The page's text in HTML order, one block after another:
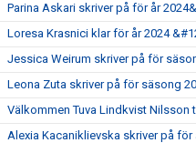
Parina Askari skriver på för år
Loresa Krasnici klar för år 2024
Jessica Weirum skriver på för
Leona Zuta skriver på för säsong
Välkommen Tuva Lindkvist Nilsson
Alexia Kacaniklievska skriver på för